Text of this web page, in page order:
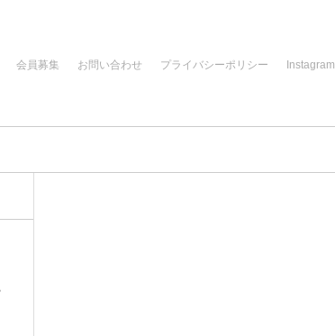
会員募集 お問い合わせ プライバシーポリシー Instagram